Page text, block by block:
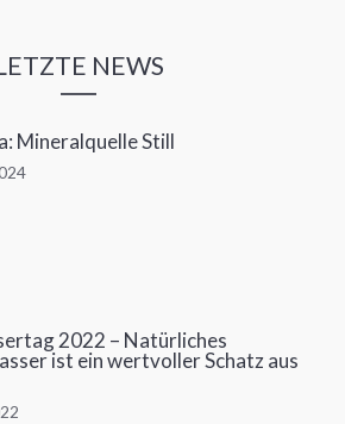
NEWS
Mineralquelle Still
2022 – Natürliches
ist ein wertvoller Schatz aus